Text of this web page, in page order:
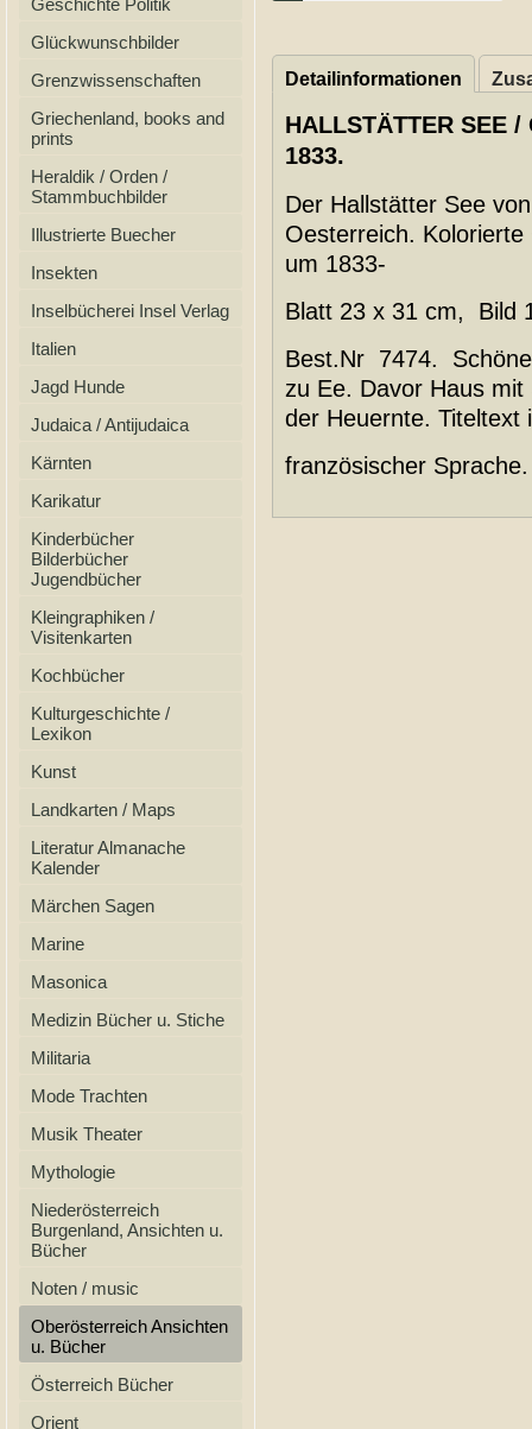
Geschichte Politik
Glückwunschbilder
Grenzwissenschaften
Griechenland, books and
prints
Heraldik / Orden /
Stammbuchbilder
Illustrierte Buecher
Insekten
Inselbücherei Insel Verlag
Italien
Jagd Hunde
Judaica / Antijudaica
Kärnten
Karikatur
Kinderbücher
Bilderbücher
Jugendbücher
Kleingraphiken /
Visitenkarten
Kochbücher
Kulturgeschichte /
Lexikon
Kunst
Landkarten / Maps
Literatur Almanache
Kalender
Märchen Sagen
Marine
Masonica
Medizin Bücher u. Stiche
Militaria
Mode Trachten
Musik Theater
Mythologie
Niederösterreich
Burgenland, Ansichten u.
Bücher
Noten / music
Oberösterreich Ansichten
u. Bücher
Österreich Bücher
Orient
Detailinformationen
HALLSTÄTTER SEE
1833.
Der Hallstätter See
Oesterreich.
um 1833-
Blatt 23 x 31 cm, Bild
Best.Nr 7474.
zu Ee. Davor Haus
der Heuernte. Titeltext
französischer